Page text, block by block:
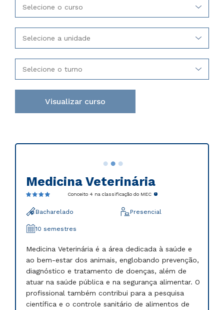
Selecione o curso
Selecione a unidade
Selecione o turno
Visualizar curso
Medicina Veterinária
Conceito 4 na classificação do MEC
Bacharelado Presencial
10 semestres
Medicina Veterinária é a área dedicada à saúde e
ao bem-estar dos animais, englobando prevenção,
diagnóstico e tratamento de doenças, além de
atuar na saúde pública e na segurança alimentar. O
profissional também contribui para a pesquisa
científica e o controle sanitário de alimentos de